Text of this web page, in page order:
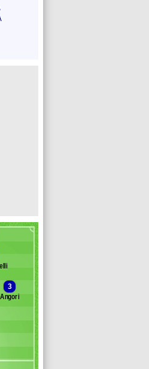
3
Angori